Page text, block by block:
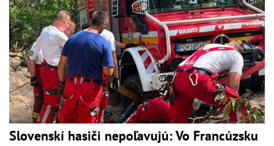
Slovenskí hasiči nepoľavujú: Vo Francúzsku